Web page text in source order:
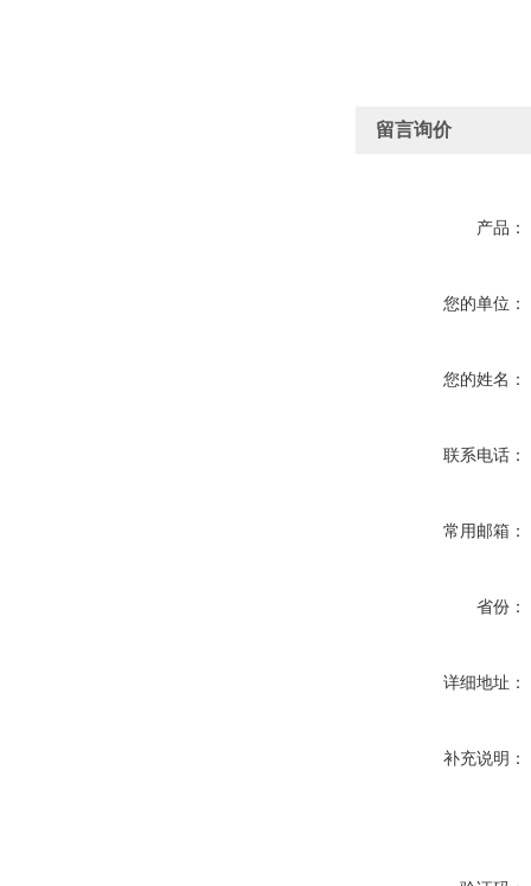
留言询价
产品：
您的单位：
您的姓名：
联系电话：
常用邮箱：
省份：
详细地址：
补充说明：